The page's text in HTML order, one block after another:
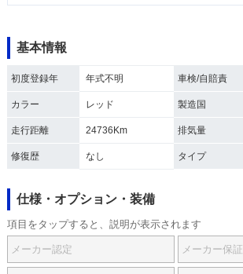
基本情報
初度登録年 年式不明 車検/自賠責
カラー レッド 製造国
走行距離 24736Km 排気量
修復歴 なし タイプ
仕様・オプション・装備
項目をタップすると、説明が表示されます
メーカー認定 メーカー保証